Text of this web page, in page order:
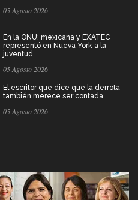
05 Agosto 2026
En la ONU: mexicana y EXATEC
representó en Nueva York a la
juventud
05 Agosto 2026
El escritor que dice que la derrota
también merece ser contada
05 Agosto 2026